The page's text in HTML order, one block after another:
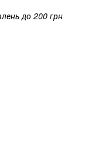
до 200 грн